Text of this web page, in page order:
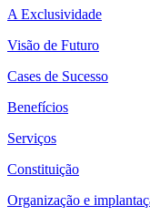
A Exclusividade
Visão de Futuro
Cases de Sucesso
Benefícios
Serviços
Constituição
Organização e